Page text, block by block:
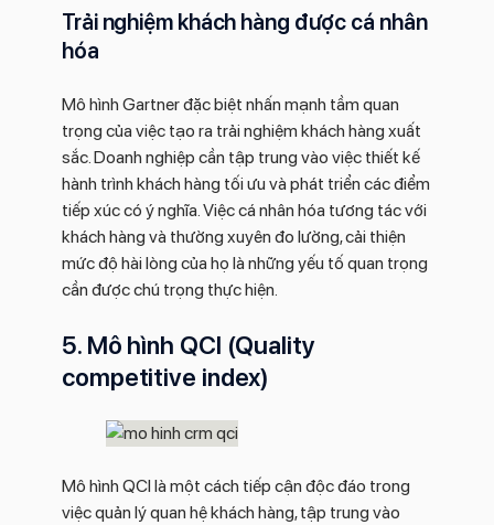
Trải nghiệm khách hàng được cá nhân
hóa
Mô hình Gartner đặc biệt nhấn mạnh tầm quan
trọng của việc tạo ra trải nghiệm khách hàng xuất
sắc. Doanh nghiệp cần tập trung vào việc thiết kế
hành trình khách hàng tối ưu và phát triển các điểm
tiếp xúc có ý nghĩa. Việc cá nhân hóa tương tác với
khách hàng và thường xuyên đo lường, cải thiện
mức độ hài lòng của họ là những yếu tố quan trọng
cần được chú trọng thực hiện.
5. Mô hình QCI (Quality
competitive index)
Mô hình QCI là một cách tiếp cận độc đáo trong
việc quản lý quan hệ khách hàng, tập trung vào